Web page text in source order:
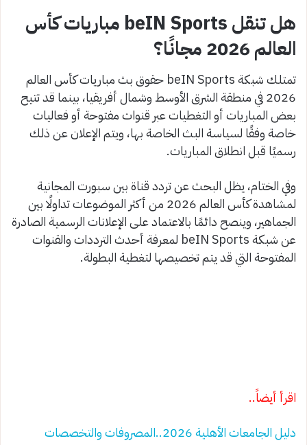
هل تنقل beIN Sports مباريات كأس
العالم 2026 مجانًا؟
تمتلك شبكة beIN Sports حقوق بث مباريات كأس العالم
2026 في منطقة الشرق الأوسط وشمال أفريقيا، بينما قد تتيح
بعض المباريات أو التغطيات عبر قنوات مفتوحة أو فعاليات
خاصة وفقًا لسياسة البث الخاصة بها، ويتم الإعلان عن ذلك
رسميًا قبل انطلاق المباريات.
وفي الختام، يظل البحث عن تردد قناة بين سبورت المجانية
لمشاهدة كأس العالم 2026 من أكثر الموضوعات تداولًا بين
الجماهير، وينصح دائمًا بالاعتماد على الإعلانات الرسمية الصادرة
عن شبكة beIN Sports لمعرفة أحدث الترددات والقنوات
المفتوحة التي قد يتم تخصيصها لتغطية البطولة.
اقرأ أيضاً..
دليل الجامعات الأهلية 2026..المصروفات والتخصصات